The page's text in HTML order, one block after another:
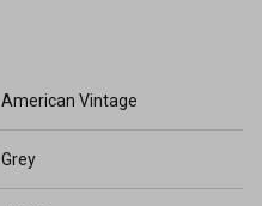
American Vintage
Grey